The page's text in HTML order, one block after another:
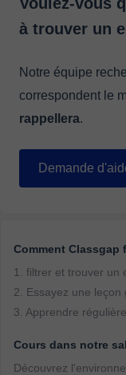
à trouver un
Notre équipe
correspondent le
rappellera.
Demande
Comment
1. filtrer et trouver un
2. Essayez une leçon
3. Apprendre
Cours dans notre
Découvrez